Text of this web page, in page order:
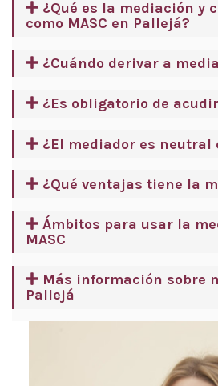
¿Qué es la mediación y
como MASC en Pallejá?
¿Cuándo derivar a
¿Es obligatorio de
¿El mediador es neutral
¿Qué ventajas tiene la
Ámbitos para usar la
MASC
Más información sobre
Pallejá